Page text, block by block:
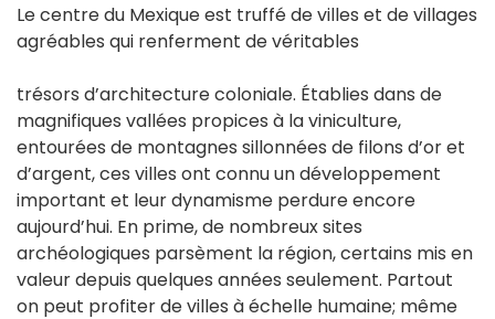
Le centre du Mexique est truffé de villes et de villages
agréables qui renferment de véritables
trésors d’architecture coloniale. Établies dans de
magnifiques vallées propices à la viniculture,
entourées de montagnes sillonnées de filons d’or et
d’argent, ces villes ont connu un développement
important et leur dynamisme perdure encore
aujourd’hui. En prime, de nombreux sites
archéologiques parsèment la région, certains mis en
valeur depuis quelques années seulement. Partout
on peut profiter de villes à échelle humaine; même